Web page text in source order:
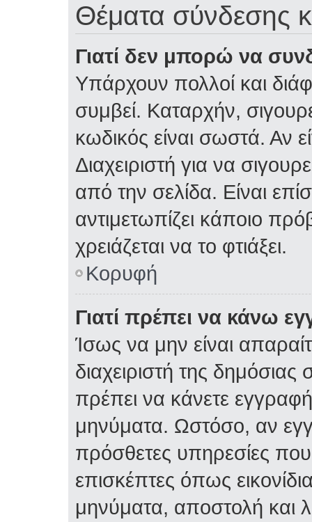
Θέματα σύνδεσης
Γιατί δεν μπορώ να
Υπάρχουν πολλοί και
συμβεί. Καταρχήν,
κωδικός είναι σωστά. Αν
Διαχειριστή για να
από την σελίδα. Είναι
αντιμετωπίζει κάποιο
χρειάζεται να το φτιάξει.
Κορυφή
Γιατί πρέπει να κάνω
Ίσως να μην είναι
διαχειριστή της δημόσιας
πρέπει να κάνετε
μηνύματα. Ωστόσο, αν
πρόσθετες υπηρεσίες που
επισκέπτες όπως
μηνύματα, αποστολή και